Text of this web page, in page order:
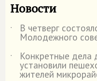
Новости
˙ В четверг
Молодежного
˙
Конкретные дела
установили
жителей